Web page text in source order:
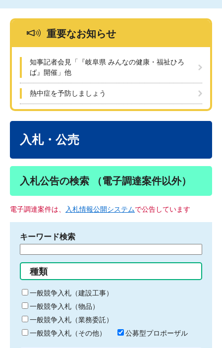
重要なお知らせ
知事記者会見「『岐阜県 みんなの健康・福祉ひろ
ば』開催」他
熱中症を予防しましょう
入札・公売
入札公告の検索 （電子調達案件以外）
電子調達案件は、 入札情報公開システムで公告しています
キーワード検索
る
キ
ー
ワ
ー
ド
種類
一般競争入札（建設工事）
一般競争入札（物品）
一般競争入札（業務委託）
一般競争入札（その他）
公募型プロポーザル